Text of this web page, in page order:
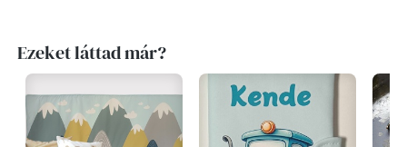
Ezeket láttad már?